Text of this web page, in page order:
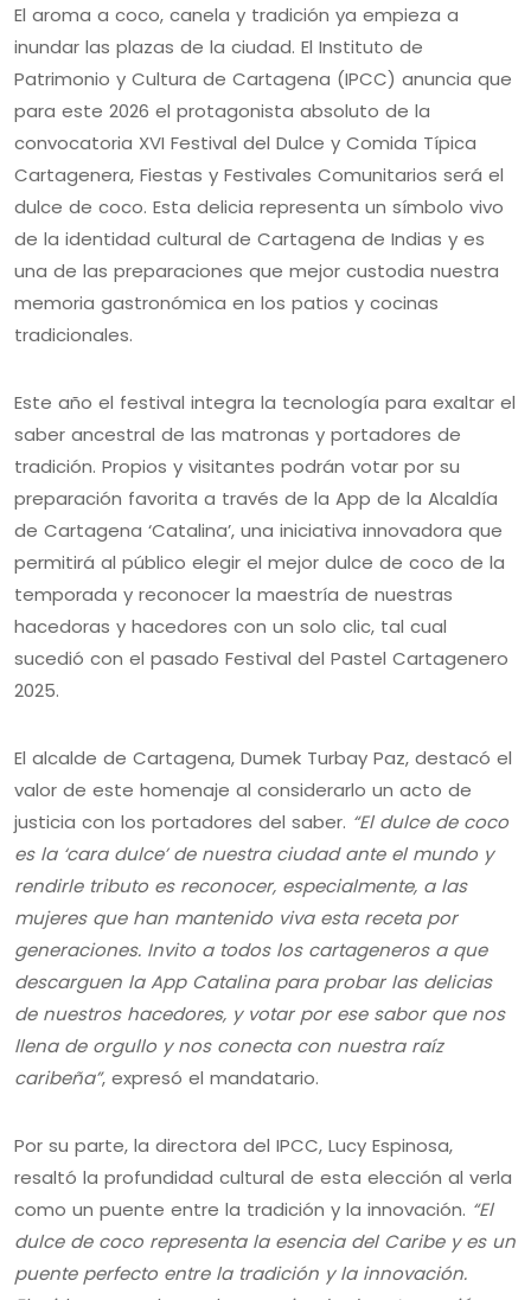
El aroma a coco, canela y tradición ya empieza a
inundar las plazas de la ciudad. El Instituto de
Patrimonio y Cultura de Cartagena (IPCC) anuncia que
para este 2026 el protagonista absoluto de la
convocatoria XVI Festival del Dulce y Comida Típica
Cartagenera, Fiestas y Festivales Comunitarios será el
dulce de coco. Esta delicia representa un símbolo vivo
de la identidad cultural de Cartagena de Indias y es
una de las preparaciones que mejor custodia nuestra
memoria gastronómica en los patios y cocinas
tradicionales.
Este año el festival integra la tecnología para exaltar el
saber ancestral de las matronas y portadores de
tradición. Propios y visitantes podrán votar por su
preparación favorita a través de la App de la Alcaldía
de Cartagena ‘Catalina’, una iniciativa innovadora que
permitirá al público elegir el mejor dulce de coco de la
temporada y reconocer la maestría de nuestras
hacedoras y hacedores con un solo clic, tal cual
sucedió con el pasado Festival del Pastel Cartagenero
2025.
El alcalde de Cartagena, Dumek Turbay Paz, destacó el
valor de este homenaje al considerarlo un acto de
justicia con los portadores del saber. “El dulce de coco
es la ‘cara dulce’ de nuestra ciudad ante el mundo y
rendirle tributo es reconocer, especialmente, a las
mujeres que han mantenido viva esta receta por
generaciones. Invito a todos los cartageneros a que
descarguen la App Catalina para probar las delicias
de nuestros hacedores, y votar por ese sabor que nos
llena de orgullo y nos conecta con nuestra raíz
caribeña”, expresó el mandatario.
Por su parte, la directora del IPCC, Lucy Espinosa,
resaltó la profundidad cultural de esta elección al verla
como un puente entre la tradición y la innovación. “El
dulce de coco representa la esencia del Caribe y es un
puente perfecto entre la tradición y la innovación.